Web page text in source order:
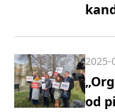
od
2025-